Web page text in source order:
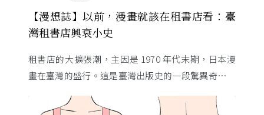
【漫想誌】以前，漫畫就該在租書店看：臺
灣租書店興衰小史
租書店的大擴張潮，主因是 1970 年代末期，日本漫
畫在臺灣的盛行。這是臺灣出版史的一段驚異奇航。
的協定保護 ...